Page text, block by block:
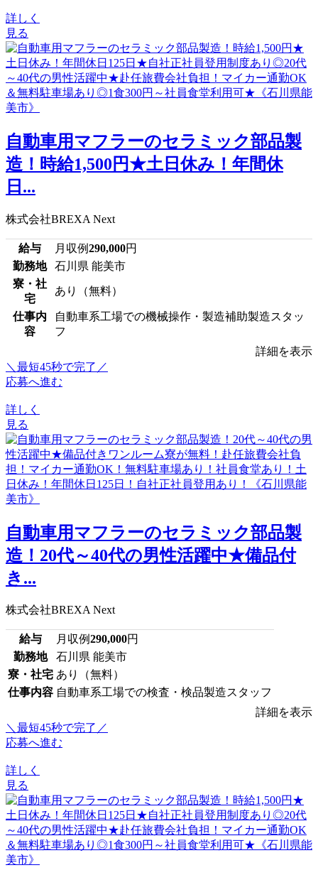
詳しく
見る
自動車用マフラーのセラミック部品製
造！時給1,500円★土日休み！年間休
日...
株式会社BREXA Next
給与 月収例290,000円
勤務地
石川県 能美市
寮・社
宅
あり（無料）
仕事内
容
自動車系工場での機械操作・製造補助製造スタッ
フ
詳細を表示
＼最短45秒で完了／
応募へ進む
詳しく
見る
自動車用マフラーのセラミック部品製
造！20代～40代の男性活躍中★備品付
き...
株式会社BREXA Next
給与 月収例290,000円
勤務地
石川県 能美市
寮・社宅 あり（無料）
仕事内容 自動車系工場での検査・検品製造スタッフ
詳細を表示
＼最短45秒で完了／
応募へ進む
詳しく
見る